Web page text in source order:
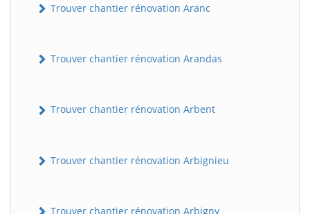
Trouver chantier rénovation Aranc
Trouver chantier rénovation Arandas
Trouver chantier rénovation Arbent
Trouver chantier rénovation Arbignieu
Trouver chantier rénovation Arbigny